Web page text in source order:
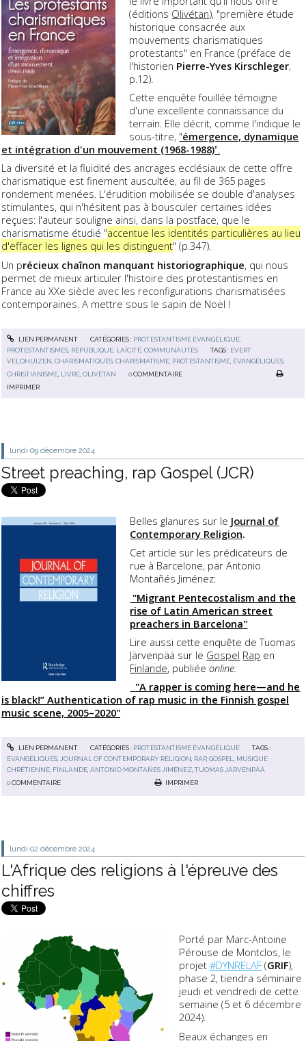
(éditions Olivétan), "première étude
historique consacrée aux
mouvements charismatiques
protestants" en France (préface de
l'historien Pierre-Yves Kirschleger,
p.12).
Cette enquête fouillée témoigne
d'une excellente connaissance du
terrain. Elle décrit, comme l'indique le
sous-titre, "émergence, dynamique
et intégration d'un mouvement (1968-1988)".
La diversité et la fluidité des ancrages ecclésiaux de cette offre
charismatique est finement auscultée, au fil de 365 pages
rondement menées. L'érudition mobilisée se double d'analyses
stimulantes, qui n'hésitent pas à bousculer certaines idées
reçues: l'auteur souligne ainsi, dans la postface, que le
charismatisme étudié "accentue les identités particulières au lieu
d'effacer les lignes qui les distinguent" (p.347).
Un précieux chaînon manquant historiographique, qui nous
permet de mieux articuler l'histoire des protestantismes en
France au XXe siècle avec les reconfigurations charismatisées
contemporaines. A mettre sous le sapin de Noël !
LIEN PERMANENT CATÉGORIES : PROTESTANTISME ÉVANGÉLIQUE,
PROTESTANTISMES RÉPUBLIQUE, LAÏCITÉ, COMMUNAUTÉS TAGS : EVERT
VELDHUIZEN ,CHARISMATIQUES ,CHARISMATISME PROTESTANTISME ÉVANGÉLIQUES
CHRISTIANISME LIVRE ,OLIVÉTAN 0 COMMENTAIRE
IMPRIMER
lundi 09 décembre 2024
Street preaching, rap Gospel (JCR)
Belles glanures sur le Journal of
Contemporary Religion.
Cet article sur les prédicateurs de
rue à Barcelone, par Antonio
Montañés Jiménez:
"Migrant Pentecostalism and the
rise of Latin American street
preachers in Barcelona"
Lire aussi cette enquête de Tuomas
Järvenpää sur le Gospel Rap en
Finlande, publiéeonline:
"A rapper is coming here—and he
is black!” Authentication of rap music in the Finnish gospel
music scene, 2005–2020"
LIEN PERMANENT CATÉGORIES : PROTESTANTISME ÉVANGÉLIQUE
TAGS :
ÉVANGÉLIQUES,JOURNAL OF CONTEMPORARY RELIGION, RAP,GOSPEL, MUSIQUE
CHRÉTIENNE, FINLANDE,ANTONIO MONTAÑÉS JIMÉNEZ,TUOMAS JÄRVENPÄÄ
0COMMENTAIRE IMPRIMER
lundi 02 décembre 2024
L'Afrique des religions à l'épreuve des
chiffres
Porté par Marc-Antoine
Pérouse de Montclos, le
projet#DYNRELAF (GRIF),
phase 2, tiendra séminaire
jeudi et vendredi de cette
semaine (5 et 6 décembre
2024).
Beaux échanges en